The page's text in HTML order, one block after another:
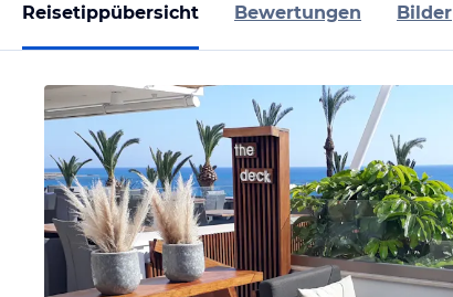
Reisetippübersicht Bewertungen Bilder